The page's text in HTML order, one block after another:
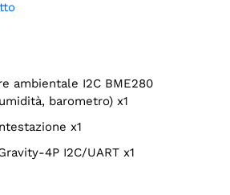
barometro) x1
x1
4P I2C/UART x1